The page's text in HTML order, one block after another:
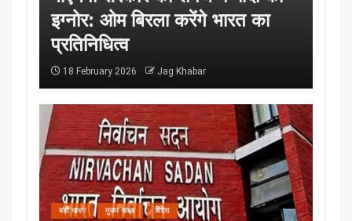
इग्नोर: ओम बिरला करेंगे भारत का
प्रतिनिधित्व
18 February 2026 Jag Khabar
बड़ी खबर मुख्य खबर विदेश